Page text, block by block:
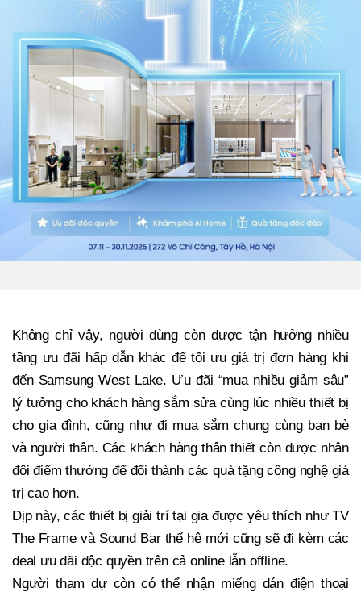
Không chỉ vậy, người dùng còn được tận hưởng nhiều
tầng ưu đãi hấp dẫn khác để tối ưu giá trị đơn hàng khi
đến Samsung West Lake. Ưu đãi “mua nhiều giảm sâu”
lý tưởng cho khách hàng sắm sửa cùng lúc nhiều thiết bị
cho gia đình, cũng như đi mua sắm chung cùng bạn bè
và người thân. Các khách hàng thân thiết còn được nhân
đôi điểm thưởng để đổi thành các quà tặng công nghệ giá
trị cao hơn.
Dịp này, các thiết bị giải trí tại gia được yêu thích như TV
The Frame và Sound Bar thế hệ mới cũng sẽ đi kèm các
deal ưu đãi độc quyền trên cả online lẫn offline.
Người tham dự còn có thể nhận miếng dán điện thoại